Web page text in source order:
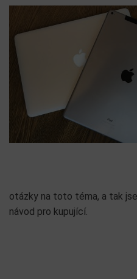
otázky na toto téma, a tak
návod pro kupující.